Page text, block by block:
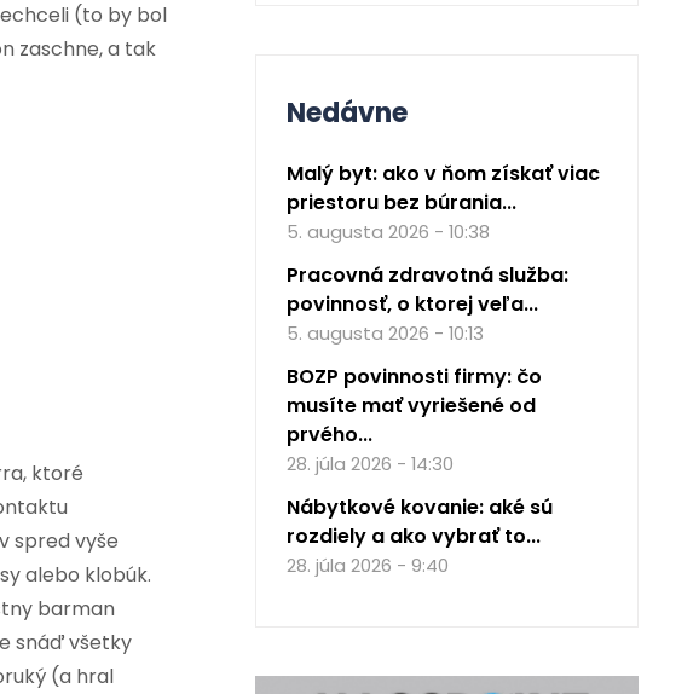
(to by bol
zaschne, a tak
ktoré
spred vyše
alebo klobúk.
barman
snáď všetky
(a hral
Nedávne
Malý byt: ako v ňom získať viac
priestoru bez búrania...
5. augusta 2026 - 10:38
Pracovná zdravotná služba:
povinnosť, o ktorej veľa...
5. augusta 2026 - 10:13
BOZP povinnosti firmy: čo
musíte mať vyriešené od
prvého...
28. júla 2026 - 14:30
Nábytkové kovanie: aké sú
rozdiely a ako vybrať to...
28. júla 2026 - 9:40